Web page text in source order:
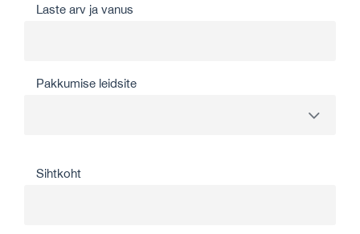
Laste arv ja vanus
Pakkumise leidsite
Sihtkoht